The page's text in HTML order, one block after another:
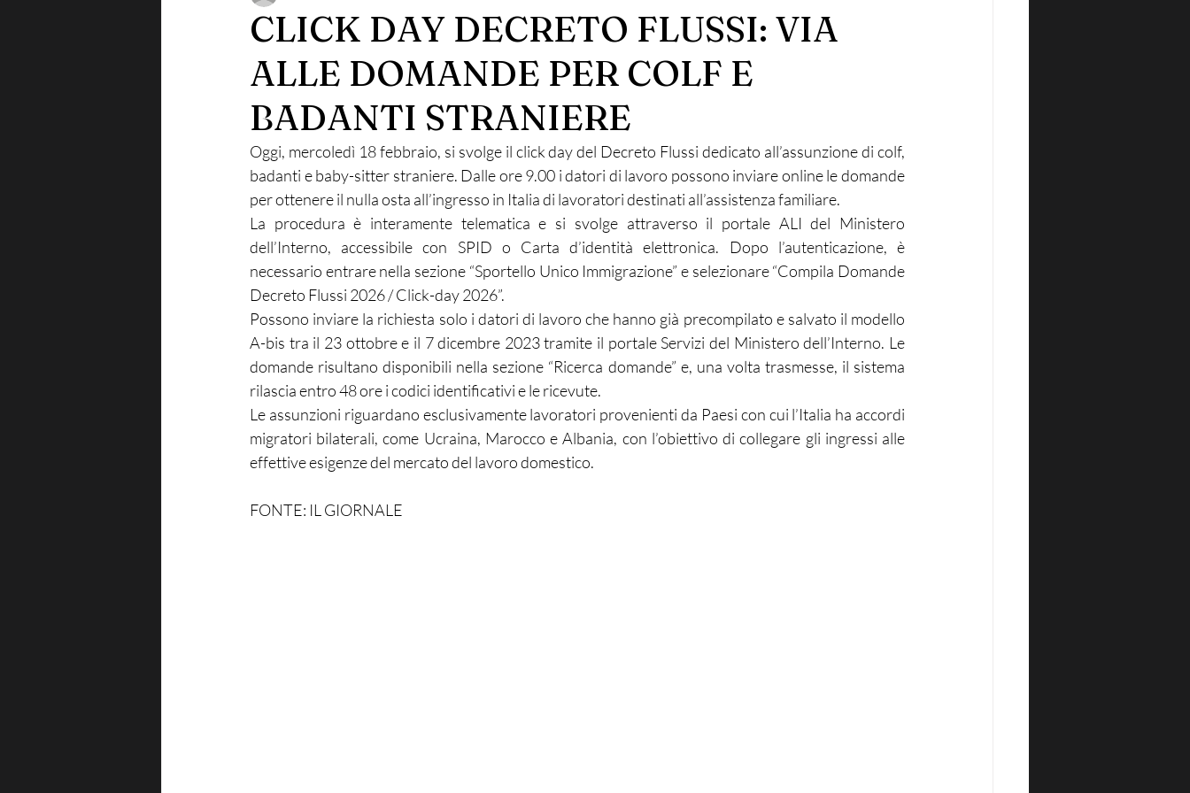
CLICK DAY DECRETO FLUSSI: VIA
ALLE DOMANDE PER COLF E
BADANTI STRANIERE
Oggi, mercoledì 18 febbraio, si svolge il click day del Decreto Flussi dedicato all’assunzione di colf,
badanti e baby-sitter straniere. Dalle ore 9.00 i datori di lavoro possono inviare online le domande
per ottenere il nulla osta all’ingresso in Italia di lavoratori destinati all’assistenza familiare.
La procedura è interamente telematica e si svolge attraverso il portale ALI del Ministero
dell’Interno, accessibile con SPID o Carta d’identità elettronica. Dopo l’autenticazione, è
necessario entrare nella sezione “Sportello Unico Immigrazione” e selezionare “Compila Domande
Decreto Flussi 2026 / Click-day 2026”.
Possono inviare la richiesta solo i datori di lavoro che hanno già precompilato e salvato il modello
A-bis tra il 23 ottobre e il 7 dicembre 2023 tramite il portale Servizi del Ministero dell’Interno. Le
domande risultano disponibili nella sezione “Ricerca domande” e, una volta trasmesse, il sistema
rilascia entro 48 ore i codici identificativi e le ricevute.
Le assunzioni riguardano esclusivamente lavoratori provenienti da Paesi con cui l’Italia ha accordi
migratori bilaterali, come Ucraina, Marocco e Albania, con l’obiettivo di collegare gli ingressi alle
effettive esigenze del mercato del lavoro domestico.
FONTE: IL GIORNALE